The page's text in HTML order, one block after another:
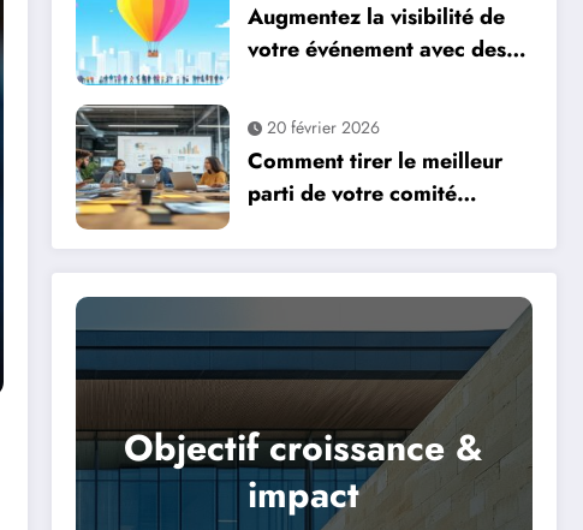
Augmentez la visibilité de
votre événement avec des
personnalisés
20 février 2026
Comment tirer le meilleur
parti de votre comité
communication
transparente avec les
partenaires sociaux ?
Objectif croissance &
impact